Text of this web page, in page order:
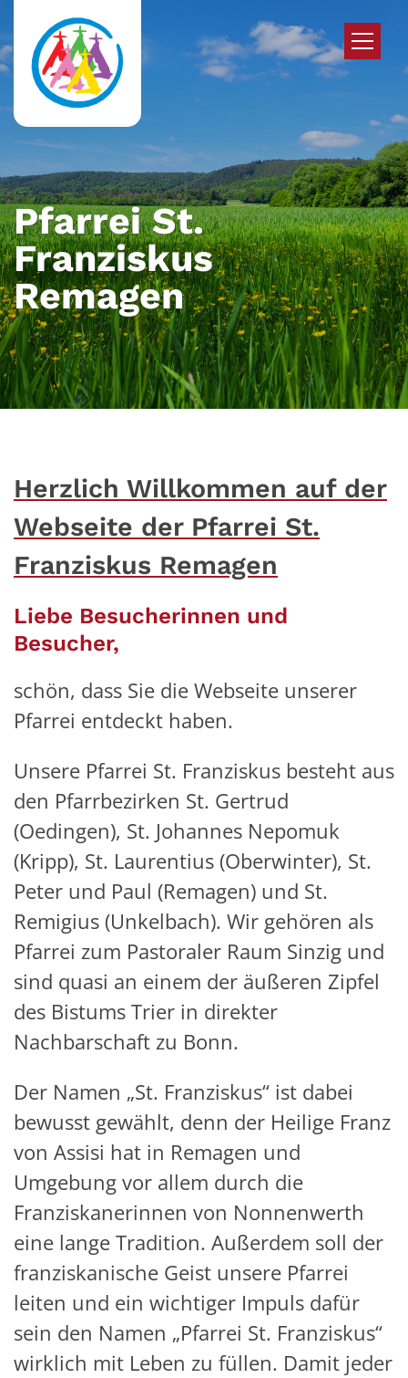
Pfarrei St.
Franziskus
Remagen
Herzlich Willkommen auf der
Webseite der Pfarrei St.
Franziskus Remagen
Liebe Besucherinnen und
Besucher,
schön, dass Sie die Webseite unserer
Pfarrei entdeckt haben.
Unsere Pfarrei St. Franziskus besteht aus
den Pfarrbezirken St. Gertrud
(Oedingen), St. Johannes Nepomuk
(Kripp), St. Laurentius (Oberwinter), St.
Peter und Paul (Remagen) und St.
Remigius (Unkelbach). Wir gehören als
Pfarrei zum Pastoraler Raum Sinzig und
sind quasi an einem der äußeren Zipfel
des Bistums Trier in direkter
Nachbarschaft zu Bonn.
Der Namen „St. Franziskus“ ist dabei
bewusst gewählt, denn der Heilige Franz
von Assisi hat in Remagen und
Umgebung vor allem durch die
Franziskanerinnen von Nonnenwerth
eine lange Tradition. Außerdem soll der
franziskanische Geist unsere Pfarrei
leiten und ein wichtiger Impuls dafür
sein den Namen „Pfarrei St. Franziskus“
wirklich mit Leben zu füllen. Damit jeder